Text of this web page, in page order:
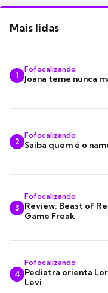
Mais lidas
1
Fofocalizando
Joana teme nunca
2
Fofocalizando
Saiba quem é o
3
Fofocalizando
Review: Beast of
Game Freak
4
Fofocalizando
Pediatra orienta
Levi